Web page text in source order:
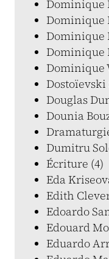
Dominique
Dominique
Dominique
Dominique
Dominique
Dostoïevski
Douglas
Dounia
Dumitru
Écriture (4)
Eda
Edith
Edoardo
Edouard
Eduardo